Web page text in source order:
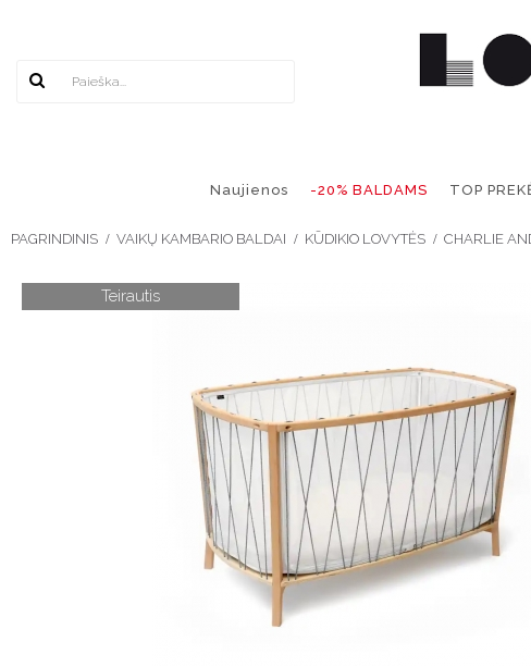
Naujienos -20% BALDAMS TOP
PAGRINDINIS VAIKŲ KAMBARIO BALDAI KŪDIKIO LOVYTĖS CHARLIE
Teirautis